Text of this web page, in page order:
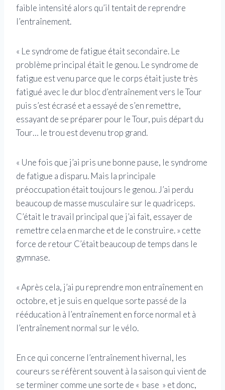
faible intensité alors qu’il tentait de reprendre
l’entraînement.
« Le syndrome de fatigue était secondaire. Le
problème principal était le genou. Le syndrome de
fatigue est venu parce que le corps était juste très
fatigué avec le dur bloc d’entraînement vers le Tour
puis s’est écrasé et a essayé de s’en remettre,
essayant de se préparer pour le Tour, puis départ du
Tour… le trou est devenu trop grand.
« Une fois que j’ai pris une bonne pause, le syndrome
de fatigue a disparu. Mais la principale
préoccupation était toujours le genou. J’ai perdu
beaucoup de masse musculaire sur le quadriceps.
C’était le travail principal que j’ai fait, essayer de
remettre cela en marche et de le construire. » cette
force de retour C’était beaucoup de temps dans le
gymnase.
« Après cela, j’ai pu reprendre mon entraînement en
octobre, et je suis en quelque sorte passé de la
rééducation à l’entraînement en force normal et à
l’entraînement normal sur le vélo.
En ce qui concerne l’entraînement hivernal, les
coureurs se réfèrent souvent à la saison qui vient de
se terminer comme une sorte de « base » et donc,